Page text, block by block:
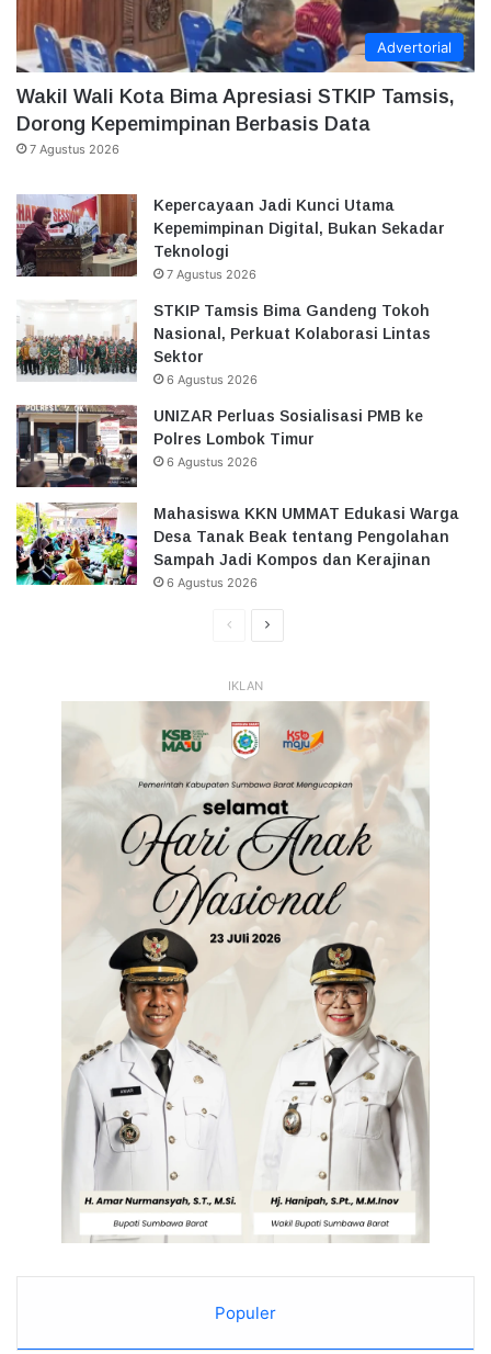
Advertorial
Wakil Wali Kota Bima Apresiasi STKIP Tamsis,
Dorong Kepemimpinan Berbasis Data
7 Agustus 2026
Kepercayaan Jadi Kunci Utama
Kepemimpinan Digital, Bukan Sekadar
Teknologi
7 Agustus 2026
STKIP Tamsis Bima Gandeng Tokoh
Nasional, Perkuat Kolaborasi Lintas
Sektor
6 Agustus 2026
UNIZAR Perluas Sosialisasi PMB ke
Polres Lombok Timur
6 Agustus 2026
Mahasiswa KKN UMMAT Edukasi Warga
Desa Tanak Beak tentang Pengolahan
Sampah Jadi Kompos dan Kerajinan
6 Agustus 2026
HalamanHalaman
IKLAN
Populer